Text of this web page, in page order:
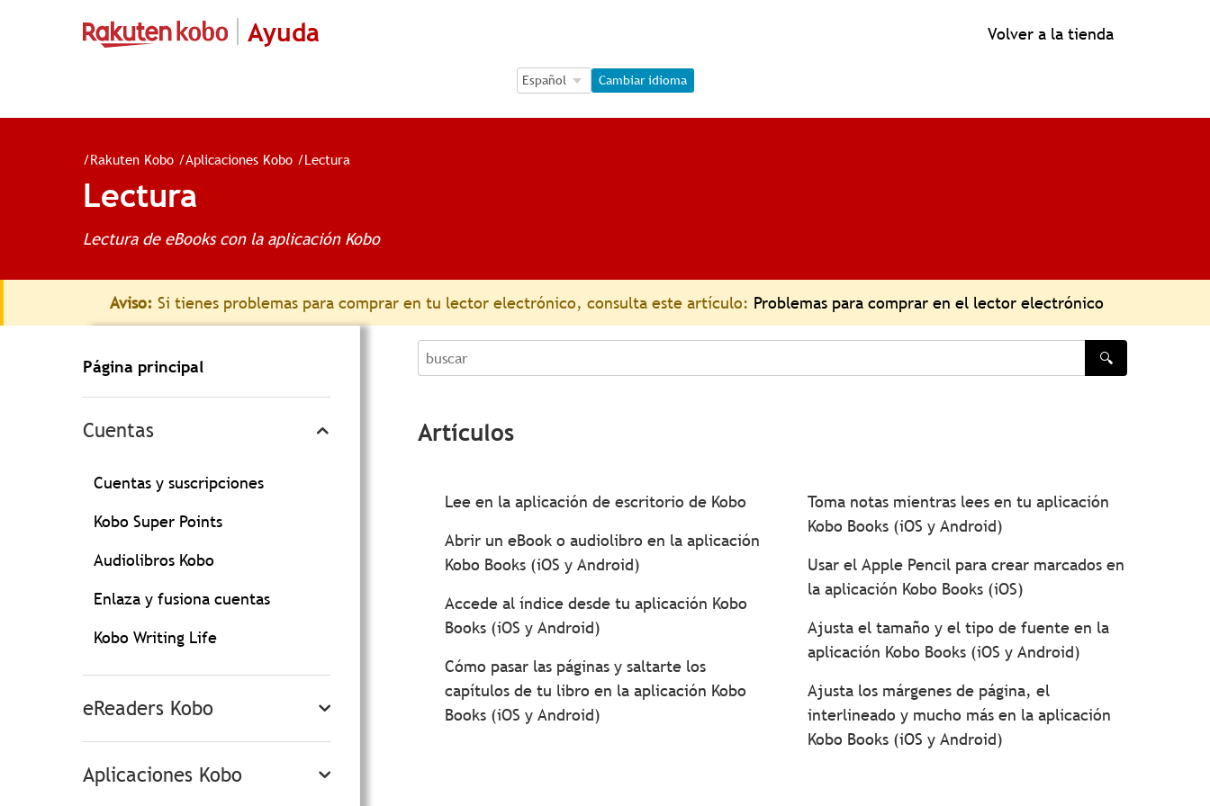
Ayuda Volver a la tienda
Language Selection
Language Selection
Cambiar idioma
/Rakuten Kobo /Aplicaciones Kobo /Lectura
Lectura
Lectura de eBooks con la aplicación Kobo
Aviso: Si tienes problemas para comprar en tu lector electrónico, consulta este artículo: Problemas para comprar en el lector electrónico
Página principal
Cuentas
Cuentas y suscripciones
Kobo Super Points
Audiolibros Kobo
Enlaza y fusiona cuentas
Kobo Writing Life
eReaders Kobo
Aplicaciones Kobo
buscar
🔍
Artículos
Lee en la aplicación de escritorio de Kobo
Abrir un eBook o audiolibro en la aplicación
Kobo Books (iOS y Android)
Accede al índice desde tu aplicación Kobo
Books (iOS y Android)
Cómo pasar las páginas y saltarte los
capítulos de tu libro en la aplicación Kobo
Books (iOS y Android)
Toma notas mientras lees en tu aplicación
Kobo Books (iOS y Android)
Usar el Apple Pencil para crear marcados en
la aplicación Kobo Books (iOS)
Ajusta el tamaño y el tipo de fuente en la
aplicación Kobo Books (iOS y Android)
Ajusta los márgenes de página, el
interlineado y mucho más en la aplicación
Kobo Books (iOS y Android)